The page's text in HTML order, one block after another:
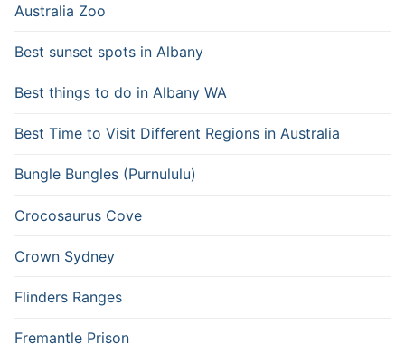
Australia Zoo
Best sunset spots in Albany
Best things to do in Albany WA
Best Time to Visit Different Regions in Australia
Bungle Bungles (Purnululu)
Crocosaurus Cove
Crown Sydney
Flinders Ranges
Fremantle Prison